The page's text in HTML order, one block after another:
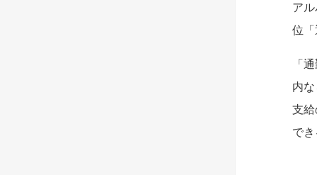
ア
位「
「
内
支
で